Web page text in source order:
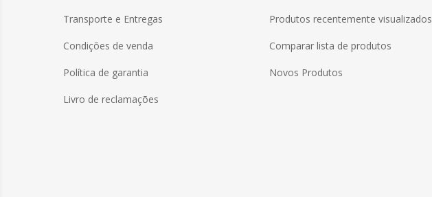
Transporte e Entregas
Condições de venda
Política de garantia
Livro de reclamações
Produtos recentemente visualizados
Comparar lista de produtos
Novos Produtos